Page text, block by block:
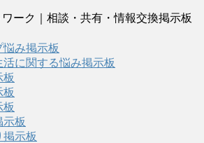
ーク｜相談・共有・情報交換掲示板
み掲示板
に関する悩み掲示板
板
板
板
示板
示板